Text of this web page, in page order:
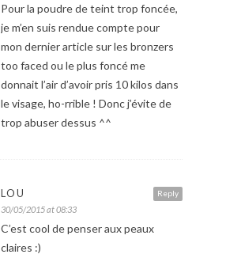
Pour la poudre de teint trop foncée,
je m’en suis rendue compte pour
mon dernier article sur les bronzers
too faced ou le plus foncé me
donnait l’air d’avoir pris 10 kilos dans
le visage, ho-rrible ! Donc j’évite de
trop abuser dessus ^^
Reply
LOU
30/05/2015 at 08:33
C’est cool de penser aux peaux
claires :)